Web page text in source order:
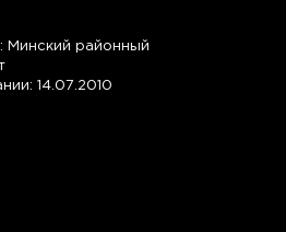
Минский районный
14.07.2010